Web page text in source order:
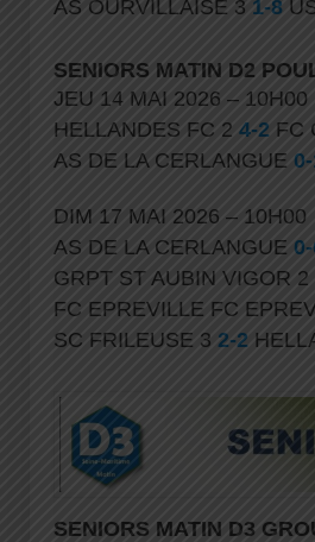
AS OURVILLAISE 3 1-8
SENIORS MATIN D2
JEU 14 MAI 2026 – 10H00
HELLANDES FC 2 4-2 FC
AS DE LA CERLANGUE
DIM 17 MAI 2026 – 10H00
AS DE LA CERLANGUE
GRPT ST AUBIN VIGOR 2
FC EPREVILLE FC
SC FRILEUSE 3 2-2
SENIORS MATIN D3